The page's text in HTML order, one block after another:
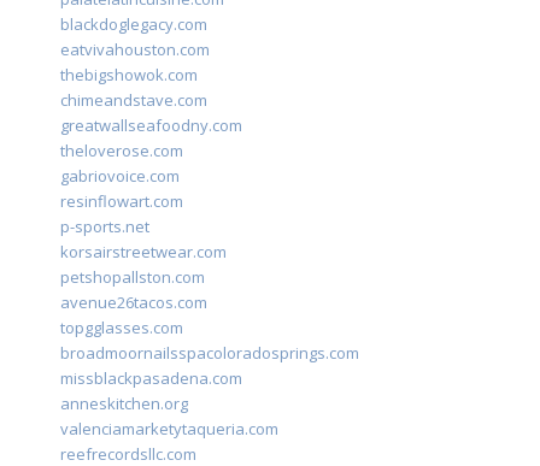
blackdoglegacy.com
eatvivahouston.com
thebigshowok.com
chimeandstave.com
greatwallseafoodny.com
theloverose.com
gabriovoice.com
resinflowart.com
p-sports.net
korsairstreetwear.com
petshopallston.com
avenue26tacos.com
topgglasses.com
broadmoornailsspacoloradosprings.com
missblackpasadena.com
anneskitchen.org
valenciamarketytaqueria.com
reefrecordsllc.com